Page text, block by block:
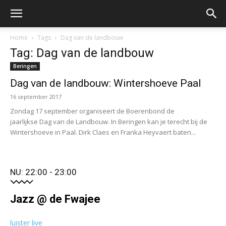
Home Tags Dag van de landbouw
Tag: Dag van de landbouw
Beringen
Dag van de landbouw: Wintershoeve Paal
16 september 2017
Zondag 17 september organiseert de Boerenbond de
jaarlijkse Dag van de Landbouw. In Beringen kan je terecht bij de
Wintershoeve in Paal. Dirk Claes en Franka Heyvaert baten...
NU: 22:00 - 23:00
Jazz @ de Fwajee
luister live